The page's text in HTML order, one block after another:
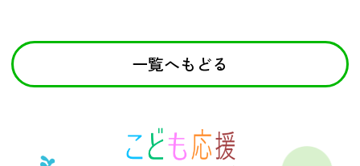
一覧へもどる